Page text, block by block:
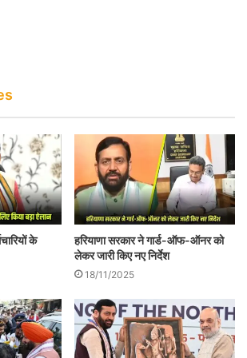
नहीं करेंगे, बस बयान देंगे…
के
हरियाणा सरकार ने गार्ड-ऑफ-ऑनर को
लेकर जारी किए नए निर्देश
18/11/2025